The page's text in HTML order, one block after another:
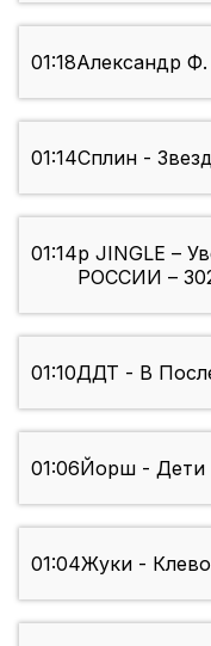
01:18Александр
01:14Сплин -
01:14p JINGLE –
РОССИИ –
01:10ДДТ - В
01:06Йорш - Дети
01:04Жуки - Клево